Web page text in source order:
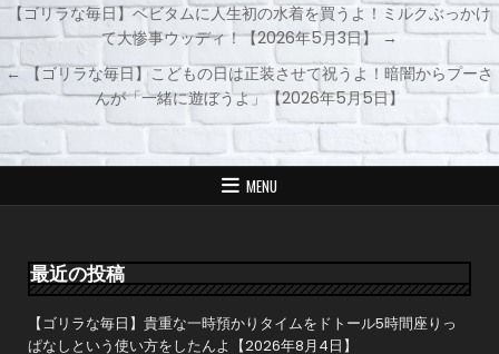
投
稿
ナ
ビ
ー
シ
ョ
【ゴリラな毎日】ベビタムに人生初の水着を買うよ！ミルクぶっかけ
て大惨事ウッディ！【2026年5月3日】 →
← 【ゴリラな毎日】こどもの日は正装させて祝うよ！暗闇からプーさ
んが「一緒に遊ぼうよ」【2026年5月5日】
MENU
最近の投稿
【ゴリラな毎日】貴重な一時預かりタイムをドトール5時間座りっ
ぱなしという使い方をしたんよ【2026年8月4日】